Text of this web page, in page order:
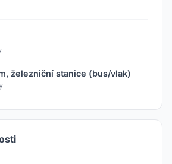
železniční stanice (bus/vlak)